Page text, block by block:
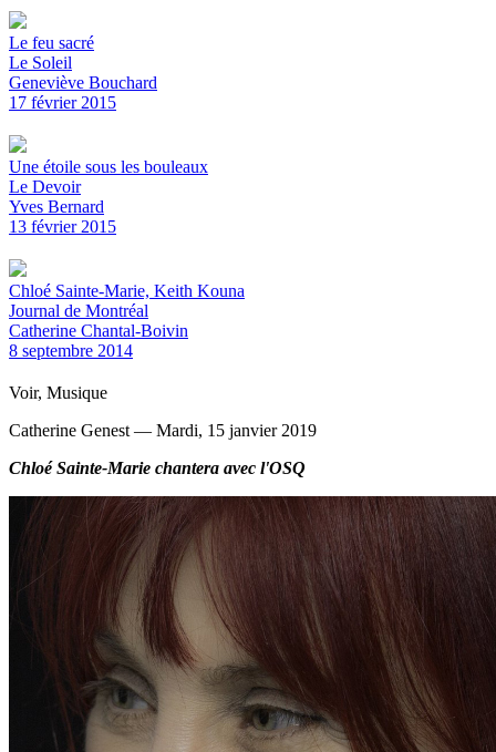
Le feu sacré
Le Soleil
Geneviève Bouchard
17 février 2015
Une étoile sous les bouleaux
Le Devoir
Yves Bernard
13 février 2015
Chloé Sainte-Marie, Keith Kouna
Journal de Montréal
Catherine Chantal-Boivin
8 septembre 2014
Voir, Musique
Catherine Genest — Mardi, 15 janvier 2019
Chloé Sainte-Marie chantera avec l'OSQ